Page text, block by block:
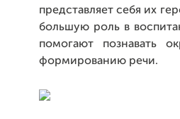
представляет себя их
большую роль в
помогают познавать
формированию речи.